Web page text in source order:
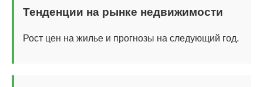
Тенденции на рынке недвижимости
Рост цен на жилье и прогнозы на следующий год.